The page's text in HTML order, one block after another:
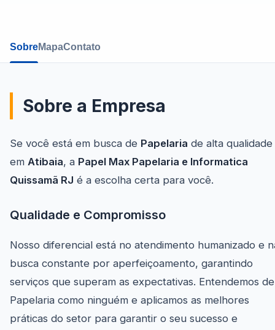
SobreMapaContato
Sobre a Empresa
Se você está em busca de Papelaria de alta qualidade
em Atibaia, a Papel Max Papelaria e Informatica
Quissamã RJ é a escolha certa para você.
Qualidade e Compromisso
Nosso diferencial está no atendimento humanizado e
busca constante por aperfeiçoamento, garantindo
serviços que superam as expectativas. Entendemos de
Papelaria como ninguém e aplicamos as melhores
práticas do setor para garantir o seu sucesso e